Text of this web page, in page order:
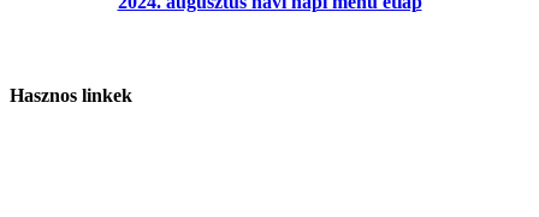
Hasznos linkek